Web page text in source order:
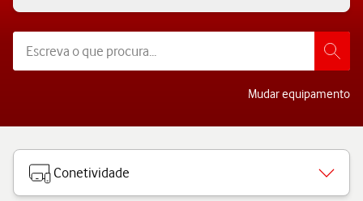
Mudar equipamento
Conetividade